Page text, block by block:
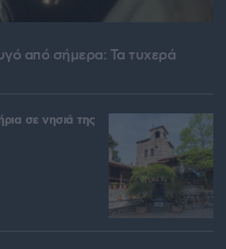
από σήμερα: Τα τυχερά
σε νησιά της